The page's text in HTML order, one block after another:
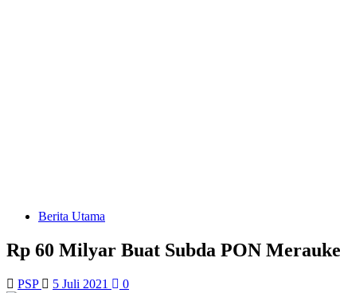
Berita Utama
Rp 60 Milyar Buat Subda PON Merauke
PSP 5 Juli 2021 0